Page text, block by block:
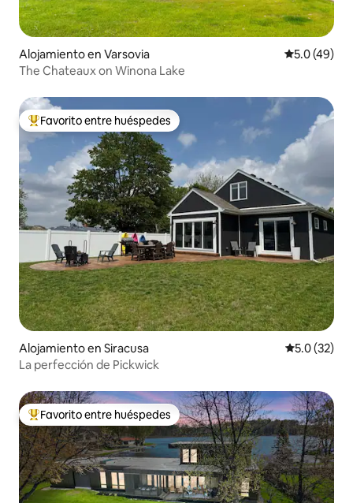
Alojamiento en Varsovia Calificación
5.0 (49)
The Chateaux on Winona Lake
Favorito entre huéspedes preferido
Favorito entre huéspedes
Alojamiento en Siracusa Calificación
5.0 (32)
La perfección de Pickwick
Favorito entre huéspedes preferido
Favorito entre huéspedes